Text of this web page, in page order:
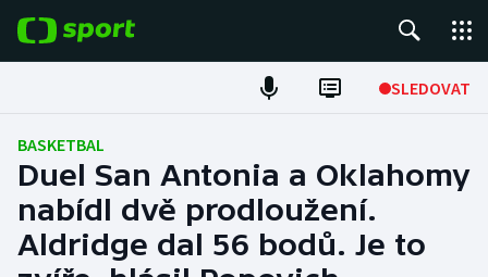
SLEDOVAT
Fotbal
Hokej
Tenis
BASKETBAL
Duel San Antonia a Oklahomy
nabídl dvě prodloužení.
Aldridge dal 56 bodů. Je to